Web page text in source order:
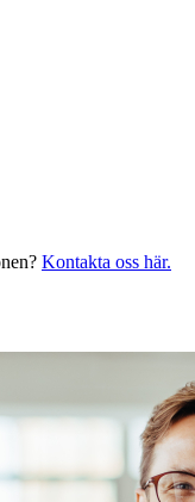
Kontakta oss här.